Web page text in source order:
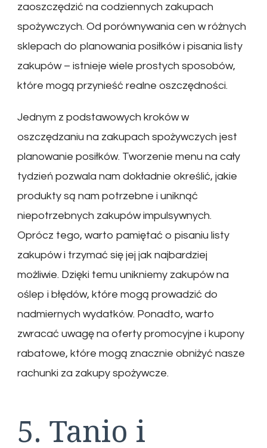
zaoszczędzić na codziennych zakupach
spożywczych. Od porównywania cen w różnych
sklepach do planowania posiłków i pisania listy
zakupów – istnieje wiele prostych sposobów,
które mogą przynieść realne oszczędności.
Jednym z podstawowych kroków w
oszczędzaniu na zakupach spożywczych jest
planowanie posiłków. Tworzenie menu na cały
tydzień pozwala nam dokładnie określić, jakie
produkty są nam potrzebne i uniknąć
niepotrzebnych zakupów impulsywnych.
Oprócz tego, warto pamiętać o pisaniu listy
zakupów i trzymać się jej jak najbardziej
możliwie. Dzięki temu unikniemy zakupów na
oślep i błędów, które mogą prowadzić do
nadmiernych wydatków. Ponadto, warto
zwracać uwagę na oferty promocyjne i kupony
rabatowe, które mogą znacznie obniżyć nasze
rachunki za zakupy spożywcze.
5. Tanio i